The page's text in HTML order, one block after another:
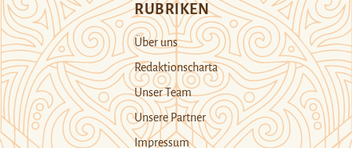
RUBRIKEN
Über uns
Redaktionscharta
Unser Team
Unsere Partner
Impressum